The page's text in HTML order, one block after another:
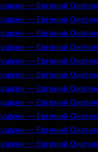
— Евгений Онегин
— Евгений Онегин
— Евгений Онегин
— Евгений Онегин
— Евгений Онегин
— Евгений Онегин
— Евгений Онегин
— Евгений Онегин
— Евгений Онегин
— Евгений Онегин
— Евгений Онегин